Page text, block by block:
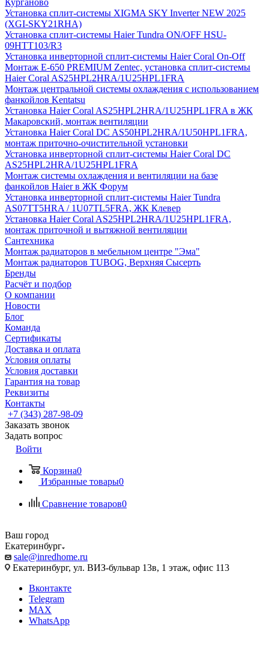
Курганово
Установка сплит-системы XIGMA SKY Inverter NEW 2025
(XGI-SKY21RHA)
Установка сплит-системы Haier Tundra ON/OFF HSU-
09HTT103/R3
Установка инверторной сплит-системы Haier Coral On-Off
Монтаж E-650 PREMIUM Zentec, установка сплит-системы
Haier Coral AS25HPL2HRA/1U25HPL1FRA
Монтаж центральной системы охлаждения с использованием
фанкойлов Kentatsu
Установка Haier Coral AS25HPL2HRA/1U25HPL1FRA в ЖК
Макаровский, монтаж вентиляции
Установка Haier Coral DC AS50HPL2HRA/1U50HPL1FRA,
монтаж приточно-очистительной установки
Установка инверторной сплит-системы Haier Coral DC
AS25HPL2HRA/1U25HPL1FRA
Монтаж системы охлаждения и вентиляции на базе
фанкойлов Haier в ЖК Форум
Установка инверторной сплит-системы Haier Tundra
AS07TT5HRA / 1U07TL5FRA, ЖК Клевер
Установка Haier Coral AS25HPL2HRA/1U25HPL1FRA,
монтаж приточной и вытяжной вентиляции
Сантехника
Монтаж радиаторов в мебельном центре "Эма"
Монтаж радиаторов TUBOG, Верхняя Сысерть
Бренды
Расчёт и подбор
О компании
Новости
Блог
Команда
Сертификаты
Доставка и оплата
Условия оплаты
Условия доставки
Гарантия на товар
Реквизиты
Контакты
+7 (343) 287-98-09
Заказать звонок
Задать вопрос
Войти
Корзина0
Избранные товары0
Сравнение товаров0
Ваш город
Екатеринбург
sale@inredhome.ru
Екатеринбург, ул. ВИЗ-бульвар 13в, 1 этаж, офис 113
Вконтакте
Telegram
MAX
WhatsApp